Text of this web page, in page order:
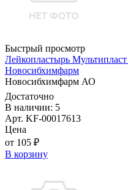
Быстрый просмотр
Лейкопластырь
Новосибхимфарм
Новосибхимфарм АО
Достаточно
В наличии: 5
Арт. KF-00017613
Цена
от 105 ₽
В корзину